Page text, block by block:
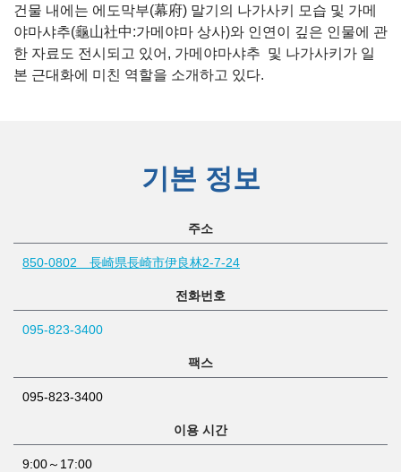
건물 내에는 에도막부(幕府) 말기의 나가사키 모습 및 가메
야마샤추(龜山社中:가메야마 상사)와 인연이 깊은 인물에 관
한 자료도 전시되고 있어, 가메야마샤추 및 나가사키가 일
본 근대화에 미친 역할을 소개하고 있다.
기본 정보
주소
850-0802 長崎県長崎市伊良林2-7-24
전화번호
095-823-3400
팩스
095-823-3400
이용 시간
9:00～17:00